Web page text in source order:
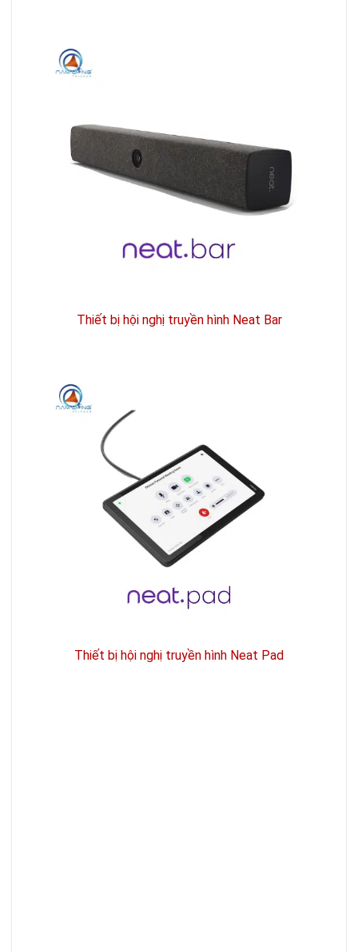
Thiết bị hội nghị truyền hình Neat Bar
Thiết bị hội nghị truyền hình Neat Pad